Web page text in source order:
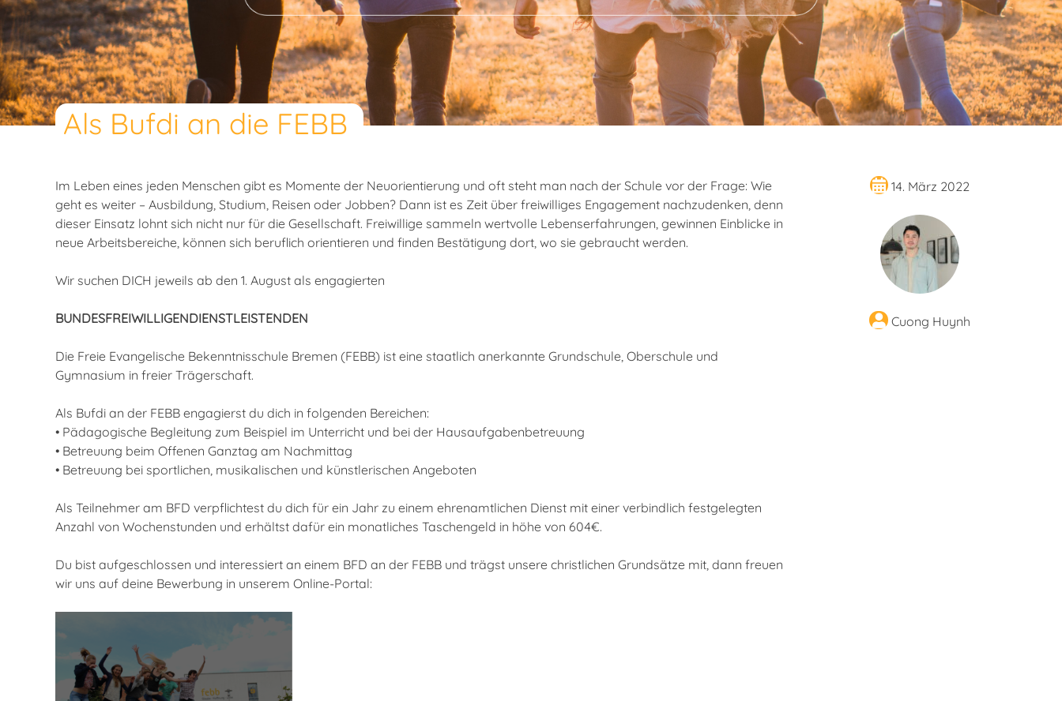
Als Bufdi an die FEBB
Im Leben eines jeden Menschen gibt es Momente der Neuorientierung und oft steht man nach der Schule vor der Frage: Wie
geht es weiter – Ausbildung, Studium, Reisen oder Jobben? Dann ist es Zeit über freiwilliges Engagement nachzudenken, denn
dieser Einsatz lohnt sich nicht nur für die Gesellschaft. Freiwillige sammeln wertvolle Lebenserfahrungen, gewinnen Einblicke in
neue Arbeitsbereiche, können sich beruflich orientieren und finden Bestätigung dort, wo sie gebraucht werden.
Wir suchen DICH jeweils ab den 1. August als engagierten
BUNDESFREIWILLIGENDIENSTLEISTENDEN
Die Freie Evangelische Bekenntnisschule Bremen (FEBB) ist eine staatlich anerkannte Grundschule, Oberschule und
Gymnasium in freier Trägerschaft.
Als Bufdi an der FEBB engagierst du dich in folgenden Bereichen:
• Pädagogische Begleitung zum Beispiel im Unterricht und bei der Hausaufgabenbetreuung
• Betreuung beim Offenen Ganztag am Nachmittag
• Betreuung bei sportlichen, musikalischen und künstlerischen Angeboten
Als Teilnehmer am BFD verpflichtest du dich für ein Jahr zu einem ehrenamtlichen Dienst mit einer verbindlich festgelegten
Anzahl von Wochenstunden und erhältst dafür ein monatliches Taschengeld in höhe von 604€.
Du bist aufgeschlossen und interessiert an einem BFD an der FEBB und trägst unsere christlichen Grundsätze mit, dann freuen
wir uns auf deine Bewerbung in unserem Online-Portal:
14. März 2022
Cuong Huynh